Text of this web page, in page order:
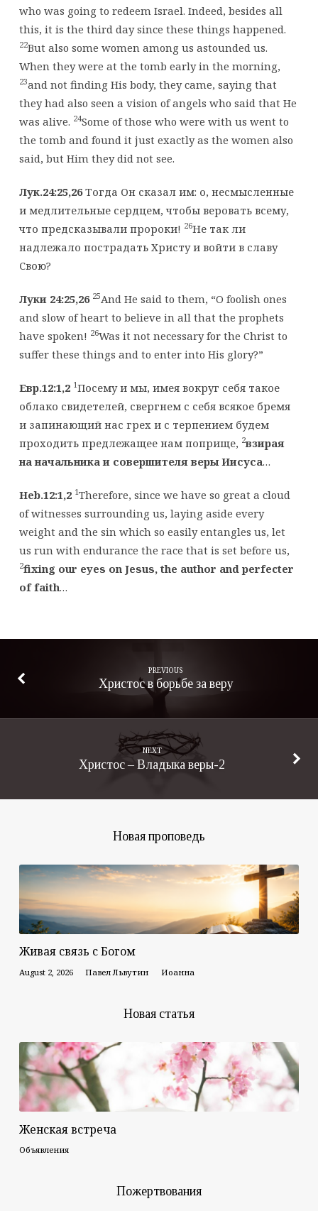
who was going to redeem Israel. Indeed, besides all
this, it is the third day since these things happened.
22But also some women among us astounded us.
When they were at the tomb early in the morning,
23and not finding His body, they came, saying that
they had also seen a vision of angels who said that He
was alive. 24Some of those who were with us went to
the tomb and found it just exactly as the women also
said, but Him they did not see.
Лук.24:25,26Тогда Он сказал им: о, несмысленные
и медлительные сердцем, чтобы веровать всему,
что предсказывали пророки! 26Не так ли
надлежало пострадать Христу и войти в славу
Свою?
Луки 24:25,26 25And He said to them, “O foolish ones
and slow of heart to believe in all that the prophets
have spoken! 26Was it not necessary for the Christ to
suffer these things and to enter into His glory?”
Евр.12:1,2 1Посему и мы, имея вокруг себя такое
облако свидетелей, свергнем с себя всякое бремя
и запинающий нас грех и с терпением будем
проходить предлежащее нам поприще, 2взирая
на начальника и совершителя веры Иисуса…
Heb.12:1,2 1Therefore, since we have so great a cloud
of witnesses surrounding us, laying aside every
weight and the sin which so easily entangles us, let
us run with endurance the race that is set before us,
2fixing our eyes on Jesus, the author and perfecter
of faith…
PREVIOUS
Христос в борьбе за веру
NEXT
Христос – Владыка веры-2
Новая проповедь
Живая связь с Богом
August 2, 2026 Павел Львутин Иоанна
Новая статья
Женская встреча
Объявления
Пожертвования